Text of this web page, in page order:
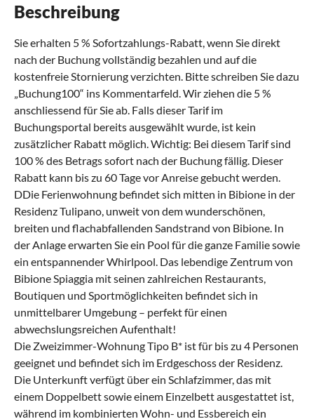
Beschreibung
Sie erhalten 5 % Sofortzahlungs-Rabatt, wenn Sie direkt
nach der Buchung vollständig bezahlen und auf die
kostenfreie Stornierung verzichten. Bitte schreiben Sie dazu
„Buchung100“ ins Kommentarfeld. Wir ziehen die 5 %
anschliessend für Sie ab. Falls dieser Tarif im
Buchungsportal bereits ausgewählt wurde, ist kein
zusätzlicher Rabatt möglich. Wichtig: Bei diesem Tarif sind
100 % des Betrags sofort nach der Buchung fällig. Dieser
Rabatt kann bis zu 60 Tage vor Anreise gebucht werden.
DDie Ferienwohnung befindet sich mitten in Bibione in der
Residenz Tulipano, unweit von dem wunderschönen,
breiten und flachabfallenden Sandstrand von Bibione. In
der Anlage erwarten Sie ein Pool für die ganze Familie sowie
ein entspannender Whirlpool. Das lebendige Zentrum von
Bibione Spiaggia mit seinen zahlreichen Restaurants,
Boutiquen und Sportmöglichkeiten befindet sich in
unmittelbarer Umgebung – perfekt für einen
abwechslungsreichen Aufenthalt!
Die Zweizimmer-Wohnung Tipo B* ist für bis zu 4 Personen
geeignet und befindet sich im Erdgeschoss der Residenz.
Die Unterkunft verfügt über ein Schlafzimmer, das mit
einem Doppelbett sowie einem Einzelbett ausgestattet ist,
während im kombinierten Wohn- und Essbereich ein